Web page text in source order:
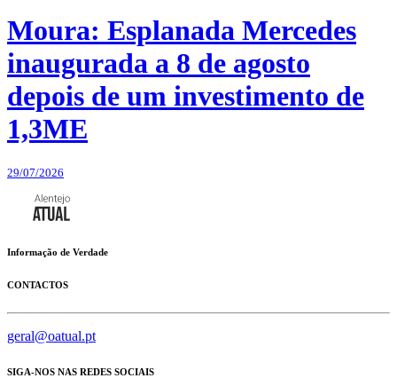
Moura: Esplanada Mercedes
inaugurada a 8 de agosto
depois de um investimento de
1,3ME
29/07/2026
Informação de Verdade
CONTACTOS
geral@oatual.pt
SIGA-NOS NAS REDES SOCIAIS